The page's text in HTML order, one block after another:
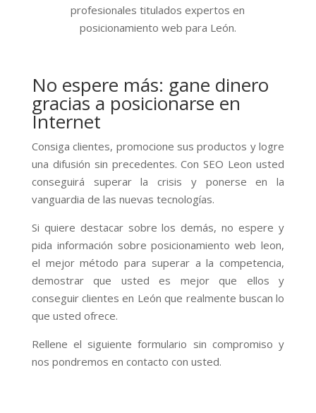
profesionales titulados expertos en
posicionamiento web para León.
No espere más: gane dinero
gracias a posicionarse en
Internet
Consiga clientes, promocione sus productos y logre
una difusión sin precedentes. Con SEO Leon usted
conseguirá superar la crisis y ponerse en la
vanguardia de las nuevas tecnologías.
Si quiere destacar sobre los demás, no espere y
pida información sobre posicionamiento web leon,
el mejor método para superar a la competencia,
demostrar que usted es mejor que ellos y
conseguir clientes en León que realmente buscan lo
que usted ofrece.
Rellene el siguiente formulario sin compromiso y
nos pondremos en contacto con usted.